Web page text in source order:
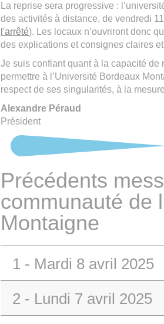
La reprise sera progressive :
des activités à distance, de vendredi
l'arrêté). Les locaux n’ouvriront donc
des explications et consignes claires
Je suis confiant quant à la capacité de
permettre à l’Université Bordeaux
respect de ses singularités, à la
Alexandre Péraud
Président
Précédents
communauté de
Montaigne
1 - Mardi 8 avril 2025
2 - Lundi 7 avril 2025